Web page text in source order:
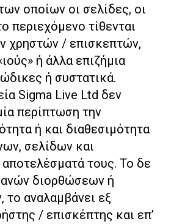
οποίων οι σελίδες, οι
περιεχόμενο τίθενται
χρηστών / επισκεπτών,
ή άλλα επιζήμια
ή συστατικά.
Sigma Live Ltd δεν
περίπτωση την
ή και διαθεσιμότητα
σελίδων και
τους. Το δε
διορθώσεων ή
το αναλαμβάνει εξ
/ επισκέπτης και επ’